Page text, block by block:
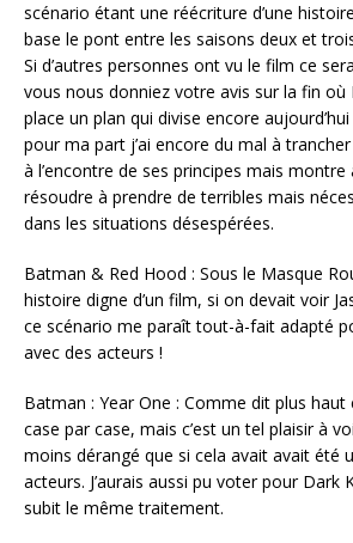
scénario étant une réécriture d’une
base le pont entre les saisons deux et
Si d’autres personnes ont vu le film ce
vous nous donniez votre avis sur la fin
place un plan qui divise encore
pour ma part j’ai encore du mal à
à l’encontre de ses principes mais montre
résoudre à prendre de terribles mais
dans les situations désespérées.
Batman & Red Hood : Sous le Masque
histoire digne d’un film, si on devait voir
ce scénario me paraît tout-à-fait adapté
avec des acteurs !
Batman : Year One : Comme dit plus haut
case par case, mais c’est un tel plaisir à
moins dérangé que si cela avait avait été
acteurs. J’aurais aussi pu voter pour Dark
subit le même traitement.